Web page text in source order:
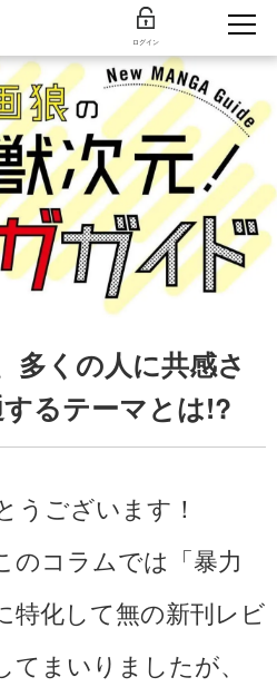
ログイン
多くの人に共感さ
るテーマとは!?
うございます！
のコラムでは「暴力
特化して無の新刊レビ
まいりましたが、